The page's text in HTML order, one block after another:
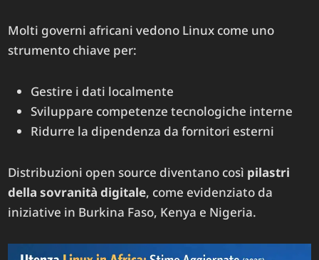
Molti governi africani vedono Linux come uno
strumento chiave per:
Gestire i dati localmente
Sviluppare competenze tecnologiche interne
Ridurre la dipendenza da fornitori esterni
Distribuzioni open source diventano così pilastri
della sovranità digitale, come evidenziato da
iniziative in Burkina Faso, Kenya e Nigeria.